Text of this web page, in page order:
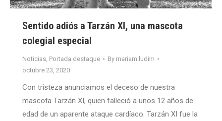
Sentido adiós a Tarzán XI, una mascota
colegial especial
Noticias, Portada destaque By mariam.ludim
octubre 23, 2020
Con tristeza anunciamos el deceso de nuestra
mascota Tarzán XI, quien falleció a unos 12 años de
edad de un aparente ataque cardíaco. Tarzán XI fue la